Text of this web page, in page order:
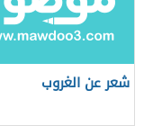
شعر عن الغروب